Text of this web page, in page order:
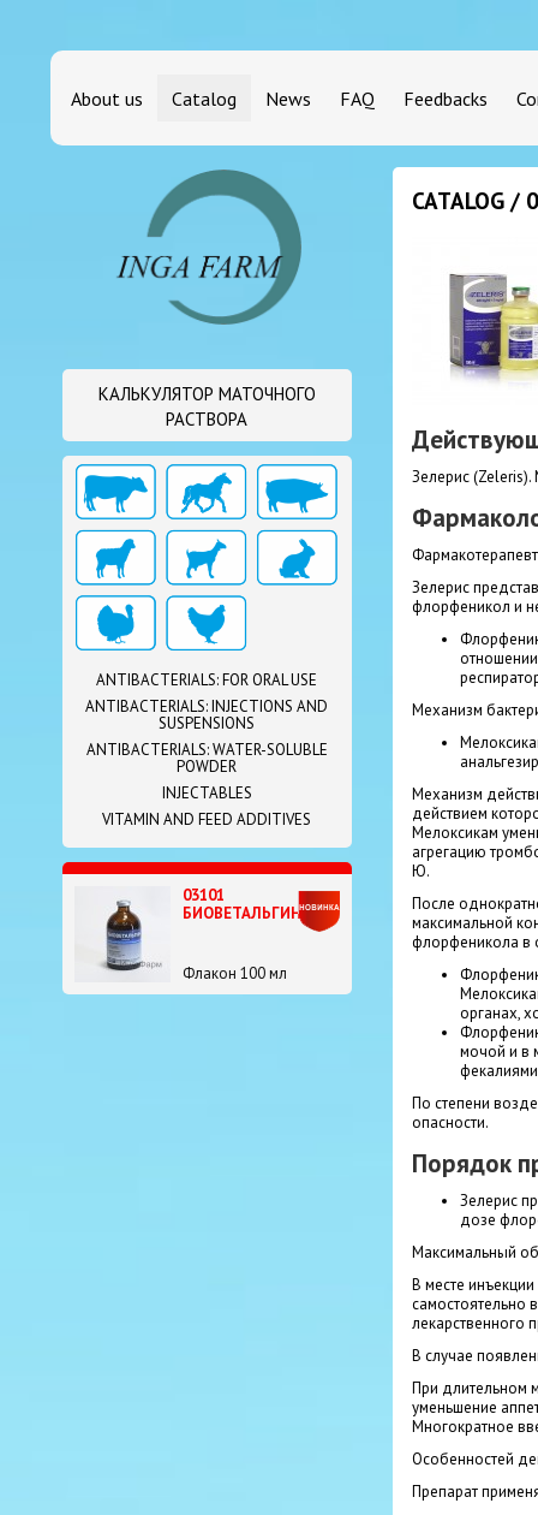
About us Catalog News FAQ Feedbacks
КАЛЬКУЛЯТОР МАТОЧНОГО
РАСТВОРА
ANTIBACTERIALS: FOR ORAL USE
ANTIBACTERIALS: INJECTIONS AND
SUSPENSIONS
ANTIBACTERIALS: WATER-SOLUBLE
POWDER
INJECTABLES
VITAMIN AND FEED ADDITIVES
03101
БИОВЕТАЛЬГИН
Флакон 100 мл
CATALOG
Зелерис
Зелерис
флорфеникол и
Механизм
Механизм
действием
Мелоксикам
агрегацию
Ю.
После
максимальной
флорфеникола в
органах,
мочой и в
По степени
опасности.
Порядок
Зелерис
дозе
Максимальный
В месте
самостоятельно
лекарственного
В случае
При длительном
уменьшение
Многократное
Особенностей
Препарат